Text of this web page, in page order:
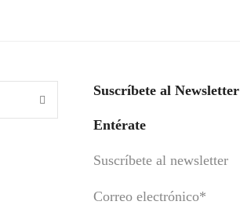
Suscríbete al Newsletter
Entérate
Suscríbete al newsletter
Correo electrónico*